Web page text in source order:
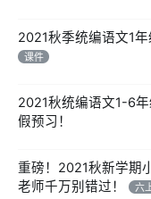
2021秋季统编语文1
课件
2021秋统编语文1-6
假预习！
重磅！2021秋新学期
老师千万别错过！
六